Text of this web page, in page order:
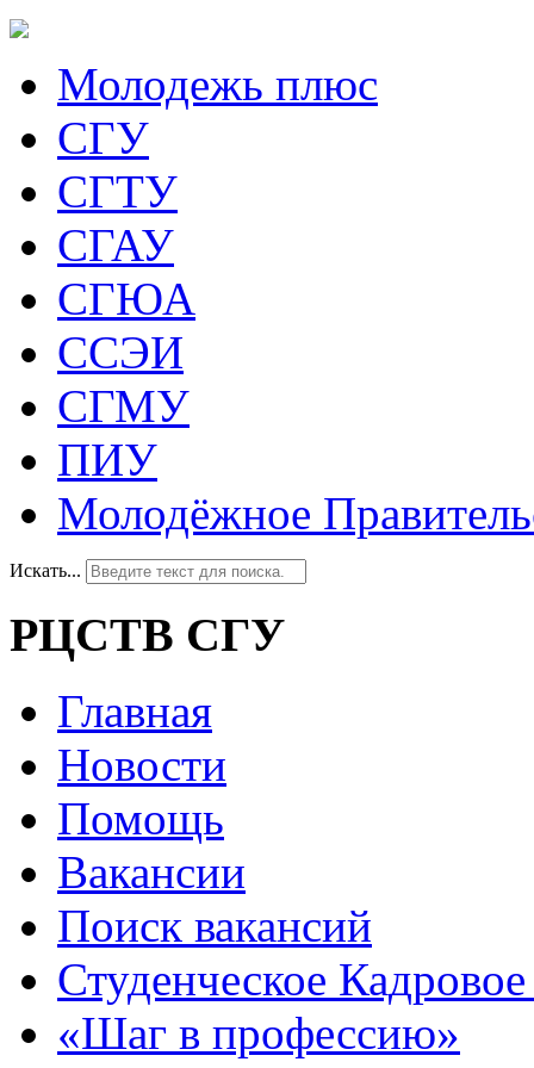
Молодежь плюс
СГУ
СГТУ
СГАУ
СГЮА
ССЭИ
СГМУ
ПИУ
Молодёжное
Искать...
РЦСТВ СГУ
Главная
Новости
Помощь
Вакансии
Поиск вакансий
Студенческое Кадровое
«Шаг в профессию»